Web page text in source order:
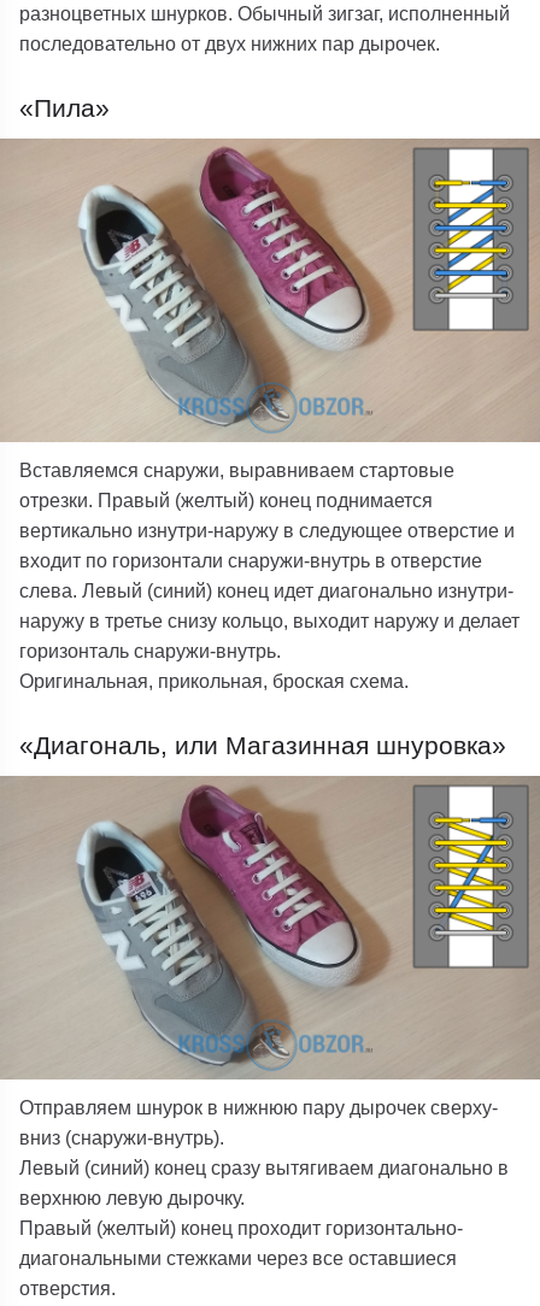
разноцветных шнурков. Обычный зигзаг, исполненный
последовательно от двух нижних пар дырочек.
«Пила»
Вставляемся снаружи, выравниваем стартовые
отрезки. Правый (желтый) конец поднимается
вертикально изнутри-наружу в следующее отверстие и
входит по горизонтали снаружи-внутрь в отверстие
слева. Левый (синий) конец идет диагонально изнутри-
наружу в третье снизу кольцо, выходит наружу и делает
горизонталь снаружи-внутрь.
Оригинальная, прикольная, броская схема.
«Диагональ, или Магазинная шнуровка»
Отправляем шнурок в нижнюю пару дырочек сверху-
вниз (снаружи-внутрь).
Левый (синий) конец сразу вытягиваем диагонально в
верхнюю левую дырочку.
Правый (желтый) конец проходит горизонтально-
диагональными стежками через все оставшиеся
отверстия.